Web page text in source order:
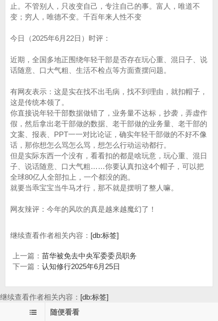
止。不管别人，只改变自己，专注自己的事。富人，唯道不
变；穷人，唯德不变。千百年来人性不变
今日（2025年6月22日）时评：
近期，全国多地正围绕年轻干部是否存在玩心重、混日子、说
话随意、口大气粗、生活不检点等方面查摆问题。
有网友表示：这是实在找不出毛病，找不到理由，就扣帽子，
这是传统本领了。
你直接说年轻干部数据做错了，业务量不达标，抄袭，弄虚作
假，然后拿出老干部做的数据、老干部做的业务量、老干部的
文案、报表、PPT一一对比论证，确实年轻干部做的不好不像
话，那你想怎么骂怎么骂，想怎么行动运动都行。
但是实际东西一个没有，看看扣的都是啥玩意，玩心重、混日
子、说话随意、口大气粗……你要认真扣这4个帽子，可以把
全球80亿人全部扣上，一个都没的跑。
就要当乖宝宝当牛马才行，那不就是摆明了整人嘛。
网友辣评：今年的风吹的真是越来越魔幻了！
继续查看作者相关内容： [db:标签]
上一篇： 苗华被免去中央军委委员职务
下一篇： 认知修行2025年6月25日
继续查看作者相关内容： [db:标签]
随便看看